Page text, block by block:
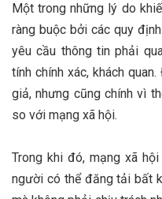
Một trong những lý do
ràng buộc bởi các quy
yêu cầu thông tin phải
tính chính xác, khách
giả, nhưng cũng chính vì
so với mạng xã hội.
Trong khi đó, mạng xã
người có thể đăng tải bất